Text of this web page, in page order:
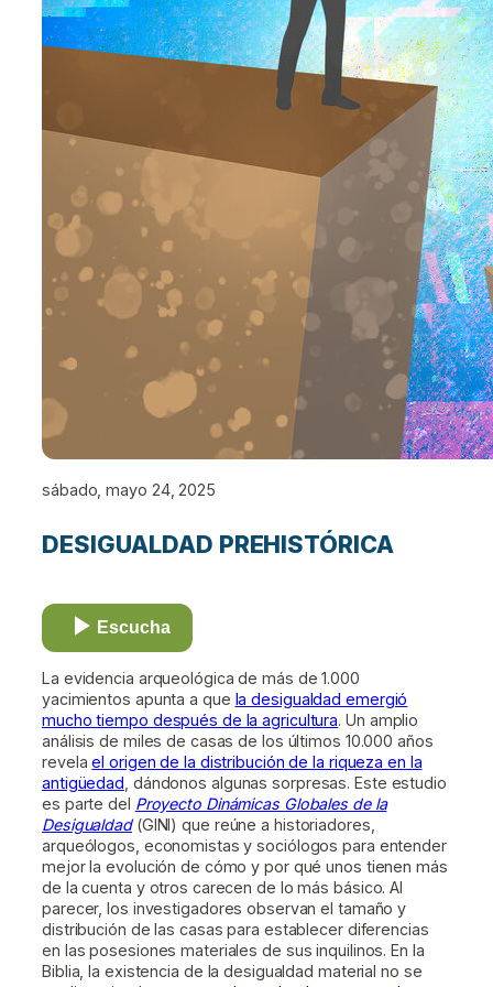
sábado, mayo 24, 2025
DESIGUALDAD PREHISTÓRICA
Escucha
La evidencia arqueológica de más de 1.000
yacimientos apunta a que la desigualdad emergió
mucho tiempo después de la agricultura. Un amplio
análisis de miles de casas de los últimos 10.000 años
revelael origen de la distribución de la riqueza en la
antigüedad , dándonos algunas sorpresas. Este estudio
es parte del Proyecto Dinámicas Globales de la
Desigualdad(GINI) que reúne a historiadores,
arqueólogos, economistas y sociólogos para entender
mejor la evolución de cómo y por qué unos tienen más
de la cuenta y otros carecen de lo más básico. Al
parecer, los investigadores observan el tamaño y
distribución de las casas para establecer diferencias
en las posesiones materiales de sus inquilinos. En la
Biblia, la existencia de la desigualdad material no se